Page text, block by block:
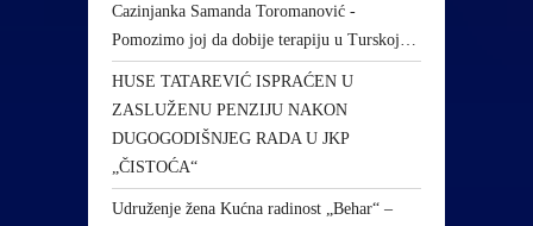
Cazinjanka Samanda Toromanović -
Pomozimo joj da dobije terapiju u Turskoj…
HUSE TATAREVIĆ ISPRAĆEN U
ZASLUŽENU PENZIJU NAKON
DUGOGODIŠNJEG RADA U JKP
„ČISTOĆA“
Udruženje žena Kućna radinost „Behar“ –